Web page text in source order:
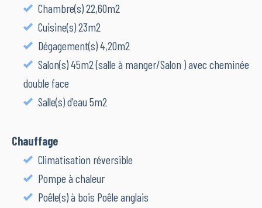
Chambre(s) 22,60m2
Cuisine(s) 23m2
Dégagement(s) 4,20m2
Salon(s) 45m2 (salle à manger/Salon ) avec cheminée
double face
Salle(s) d'eau 5m2
Chauffage
Climatisation réversible
Pompe à chaleur
Poêle(s) à bois Poêle anglais